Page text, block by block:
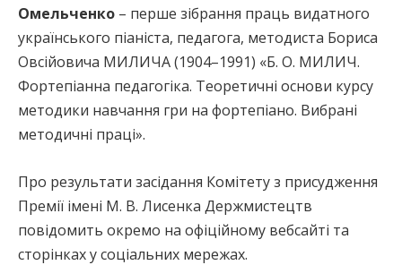
Омельченко – перше зібрання праць видатного
українського піаніста, педагога, методиста Бориса
Овсійовича МИЛИЧА (1904–1991) «Б. О. МИЛИЧ.
Фортепіанна педагогіка. Теоретичні основи курсу
методики навчання гри на фортепіано. Вибрані
методичні праці».
Про результати засідання Комітету з присудження
Премії імені М. В. Лисенка Держмистецтв
повідомить окремо на офіційному вебсайті та
сторінках у соціальних мережах.